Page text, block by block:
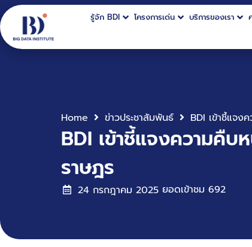
รู้จัก BDI โครงการเด่น บริการของเรา
Home ข่าวประชาสัมพันธ์
BDI เข้าชี้แจงความคื
ราษฎร
24 กรกฎาคม 2025 ยอดเข้าชม 692